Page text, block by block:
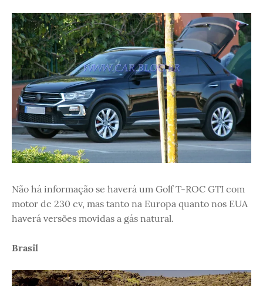
Não há informação se haverá um Golf T-ROC GTI com
motor de 230 cv, mas tanto na Europa quanto nos EUA
haverá versões movidas a gás natural.
Brasil